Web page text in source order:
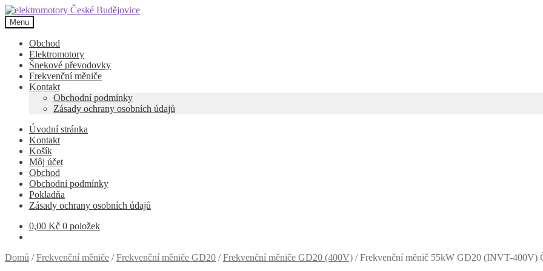
Přeskočit
na
navigaci
Přejít
k
obsahu
webu
Menu
Obchod
Elektromotory
Šnekové převodovky
Frekvenční měniče
Kontakt
Obchodní podmínky
Zásady ochrany osobních údajů
Úvodní stránka
Kontakt
Košík
Môj účet
Obchod
Obchodní podmínky
Pokladňa
Zásady ochrany osobních údajů
0,00 Kč 0 položek
Domů /Frekvenční měniče /Frekvenční měniče GD20 /Frekvenční měniče GD20 (400V) /Frekvenční měnič 55kW GD20 (INVT-400V)